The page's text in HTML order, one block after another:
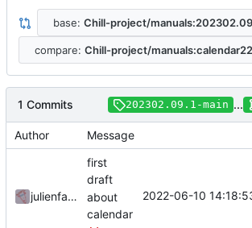
base: Chill-project/
compare: Chill-project/
1 Commits 202302.09.1-main ...
Author Message
julienfastre
first
draft
about
calendar
2022-06-10